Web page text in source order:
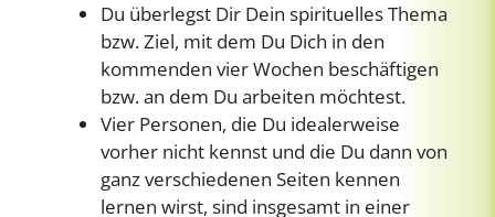
Du überlegst Dir Dein spirituelles Thema
bzw. Ziel, mit dem Du Dich in den
kommenden vier Wochen beschäftigen
bzw. an dem Du arbeiten möchtest.
Vier Personen, die Du idealerweise
vorher nicht kennst und die Du dann von
ganz verschiedenen Seiten kennen
lernen wirst, sind insgesamt in einer